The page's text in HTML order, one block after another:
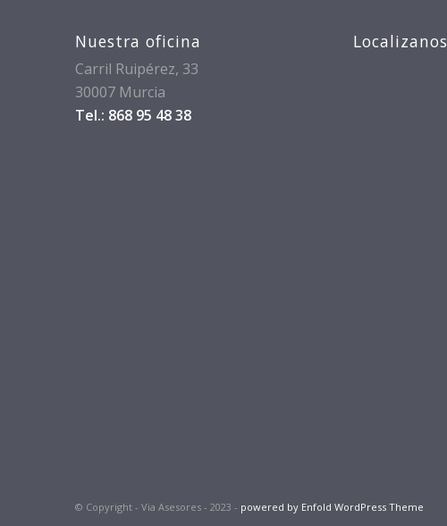
Nuestra oficina
Carril Ruipérez, 33
30007 Murcia
Tel.: 868 95 48 38
Localizanos
© Copyright - Via Asesores - 2023 - powered by Enfold WordPress Theme